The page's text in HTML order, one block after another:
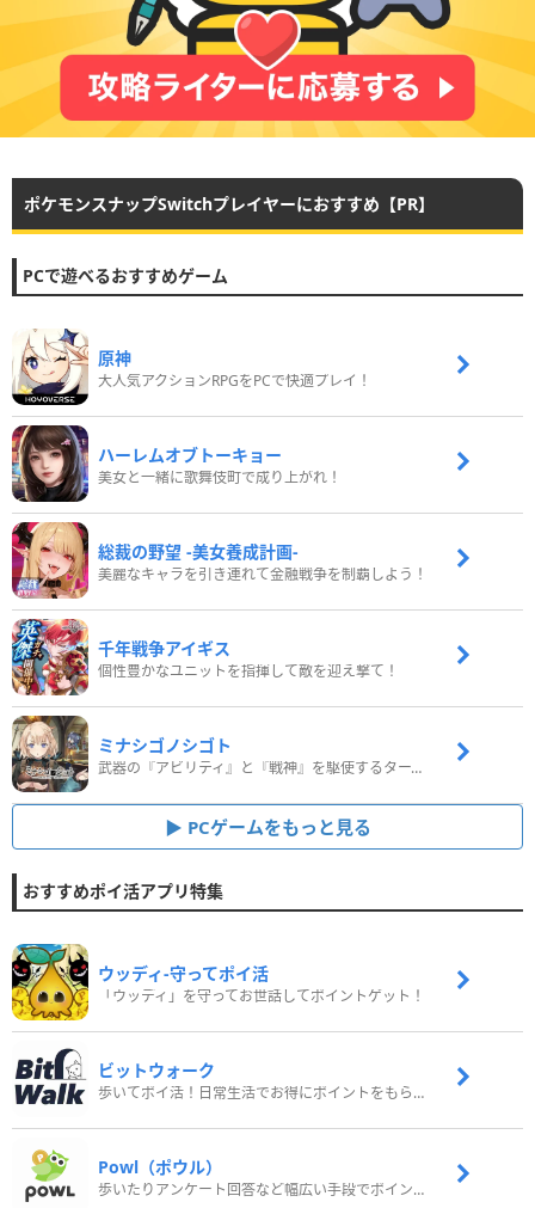
ポケモンスナップSwitchプレイヤーにおすすめ【PR】
PCで遊べるおすすめゲーム
原神
大人気アクションRPGをPCで快適プレイ！
ハーレムオブトーキョー
美女と一緒に歌舞伎町で成り上がれ！
総裁の野望 -美女養成計画-
美麗なキャラを引き連れて金融戦争を制覇しよう！
千年戦争アイギス
個性豊かなユニットを指揮して敵を迎え撃て！
ミナシゴノシゴト
武器の『アビリティ』と『戦神』を駆使するターン制コマンドバトルRPG！
PCゲームをもっと見る
おすすめポイ活アプリ特集
ウッディ‐守ってポイ活
「ウッディ」を守ってお世話してポイントゲット！
ビットウォーク
歩いてポイ活！日常生活でお得にポイントをもらおう
Powl（ポウル）
歩いたりアンケート回答など幅広い手段でポイントをゲット